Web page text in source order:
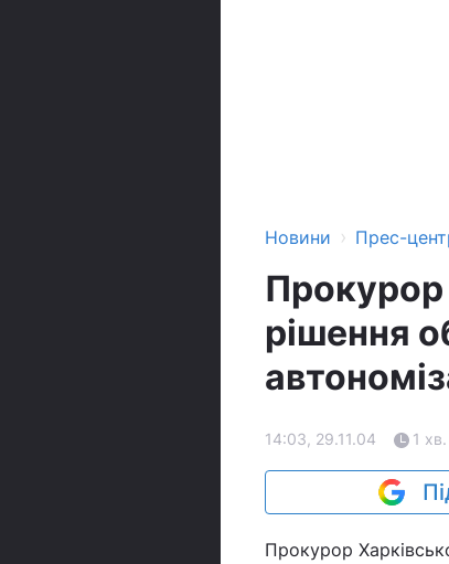
Новини › Прес-
Прокурор
рішення
14:03, 29.11.04 1 хв.
Прокурор